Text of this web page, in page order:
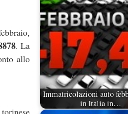
. La
allo
Immatricolazioni auto
in Italia in…